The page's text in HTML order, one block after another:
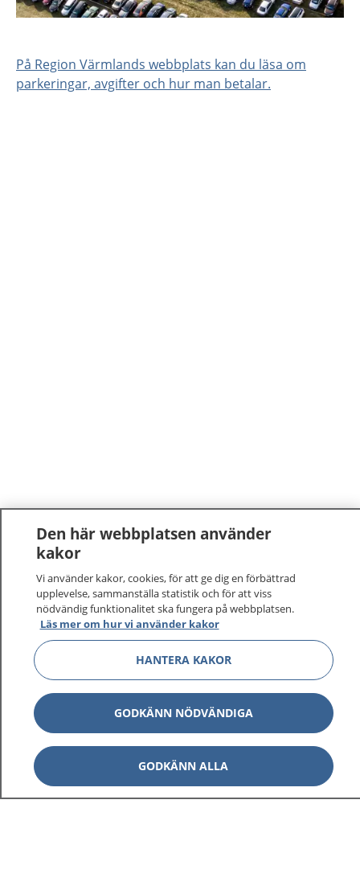
På Region Värmlands webbplats kan du läsa om
parkeringar, avgifter och hur man betalar.
1177 tryggt om din hälsa och vård
På 1177.se får du råd om hälsa och information om
sjukdomar och vilka mottagningar du kan kontakta.
Logga in för att läsa din journal och göra dina
vårdärenden. Ring telefonnummer 1177 för
sjukvårdsrådgivning dygnet runt.
Den här webbplatsen använder
kakor
Vi använder kakor, cookies, för att ge dig en förbättrad
upplevelse, sammanställa statistik och för att viss
nödvändig funktionalitet ska fungera på webbplatsen.
Läs mer om hur vi använder kakor
HANTERA KAKOR
GODKÄNN NÖDVÄNDIGA
GODKÄNN ALLA